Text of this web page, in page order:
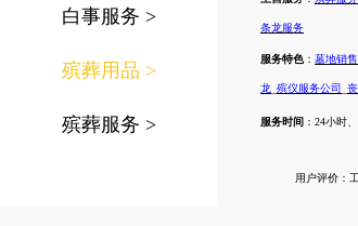
白事服务 >
殡葬用品 >
殡葬服务 >
条龙服务
服务特色 ：墓地销
龙 殡仪服务公司
服务时间 ： 24小时
用户评价：